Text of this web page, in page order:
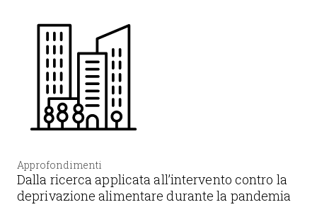
Approfondimenti
Dalla ricerca applicata all’intervento contro la
deprivazione alimentare durante la pandemia